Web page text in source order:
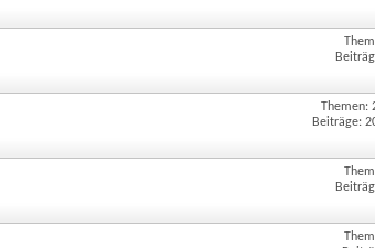
Themen:
Beiträge: